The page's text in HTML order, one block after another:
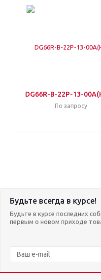
DG66R-B-22P-13-
По запросу
Будьте всегда в курсе!
Будьте в курсе последних
первым о новом приходе